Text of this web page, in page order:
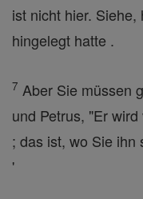
ist nicht hier.
hingelegt hatte .
7 Aber Sie müssen
und Petrus, "Er
; das ist, wo Sie ihn
'